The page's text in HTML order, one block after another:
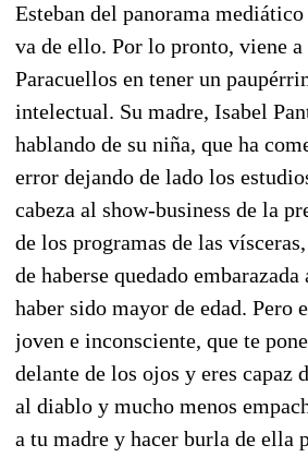
Esteban del panorama
va de ello. Por lo pronto, viene
Paracuellos en tener un
intelectual. Su madre, Isabel
hablando de su niña, que ha
error dejando de lado los
cabeza al show-business de la
de los programas de las
de haberse quedado
haber sido mayor de edad. Pero
joven e inconsciente, que te
delante de los ojos y eres capaz
al diablo y mucho menos
a tu madre y hacer burla de ella